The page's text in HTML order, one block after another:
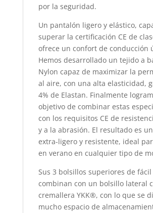
por la seguridad.
Un pantalón ligero y elástico,
superar la certificación CE de
ofrece un confort de conducción
Hemos desarrollado un tejido a
Nylon capaz de maximizar la
al aire, con una alta elasticidad,
4% de Elastan. Finalmente
objetivo de combinar estas
con los requisitos CE de
y a la abrasión. El resultado es
extra-ligero y resistente, ideal
en verano en cualquier tipo de
Sus 3 bolsillos superiores de fácil
combinan con un bolsillo lateral
cremallera YKK®, con lo que se
mucho espacio de